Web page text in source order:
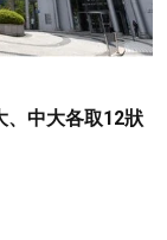
、中大各取12狀